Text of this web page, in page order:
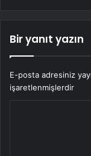
Bir yanıt yazın
E-posta adresiniz
işaretlenmişlerdir